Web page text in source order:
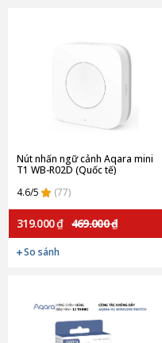
Nút nhấn ngữ cảnh Aqara mini
T1 WB-R02D (Quốc tế)
4.6/5
(77)
319.000 ₫ 469.000 ₫
So sánh